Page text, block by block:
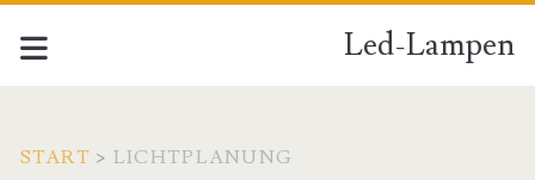
Led-Lampen
START > LICHTPLANUNG